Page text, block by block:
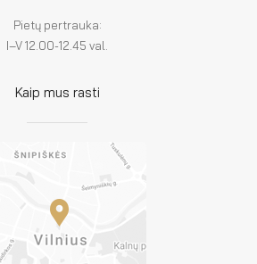
Pietų pertrauka:
I–V 12.00-12.45 val.
Kaip mus rasti